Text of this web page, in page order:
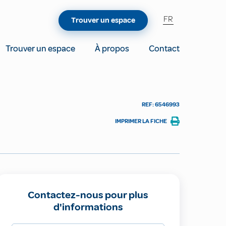
Trouver un espace À propos Contact
Trouver un espace FR
REF: 6546993
IMPRIMER LA FICHE
Contactez-nous pour plus
d'informations